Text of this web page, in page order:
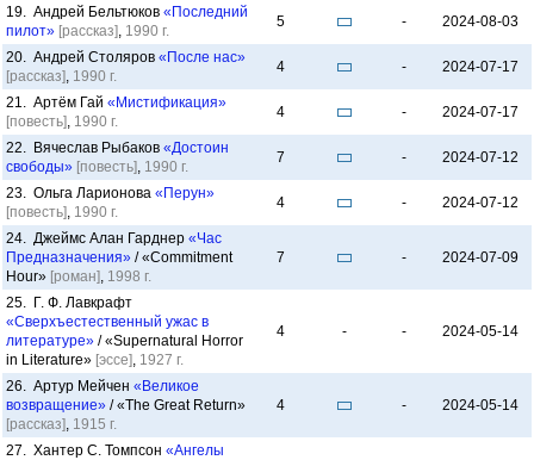
19. Андрей Бельтюков «Последний
пилот» [рассказ], 1990 г.
5 - 2024-08-03
20. Андрей Столяров «После нас»
[рассказ], 1990 г.
4 - 2024-07-17
21. Артём Гай «Мистификация»
[повесть], 1990 г.
4 - 2024-07-17
22. Вячеслав Рыбаков «Достоин
свободы» [повесть], 1990 г.
7 - 2024-07-12
23. Ольга Ларионова «Перун»
[повесть], 1990 г.
4 - 2024-07-12
24. Джеймс Алан Гарднер «Час
Предназначения» / «Commitment
Hour» [роман], 1998 г.
7 - 2024-07-09
25. Г. Ф. Лавкрафт
«Сверхъестественный ужас в
литературе» / «Supernatural Horror
in Literature» [эссе], 1927 г.
4 - - 2024-05-14
26. Артур Мейчен «Великое
возвращение» / «The Great Return»
[рассказ], 1915 г.
4 - 2024-05-14
27. Хантер С. Томпсон «Ангелы